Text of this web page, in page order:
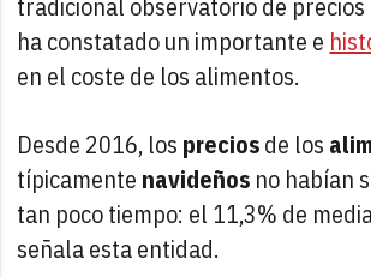
ha constatado un importante e
en el coste de los alimentos.
Desde 2016, los preciosde los
típicamente navideños no habían
tan poco tiempo: el 11,3% de
señala esta entidad.